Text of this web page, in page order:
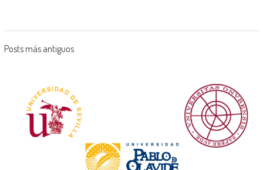
Posts más antiguos